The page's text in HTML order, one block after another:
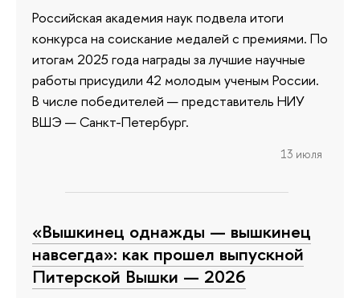
Российская академия наук подвела итоги
конкурса на соискание медалей с премиями. По
итогам 2025 года награды за лучшие научные
работы присудили 42 молодым ученым России.
В числе победителей — представитель НИУ
ВШЭ — Санкт-Петербург.
13 июля
«Вышкинец однажды — вышкинец
навсегда»: как прошел выпускной
Питерской Вышки — 2026